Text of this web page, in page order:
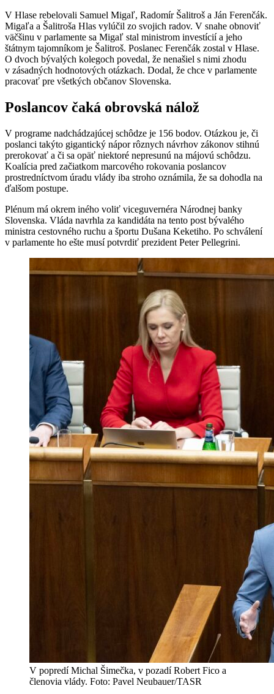
V Hlase rebelovali Samuel Migaľ, Radomír Šalitroš a Ján Ferenčák.
Migaľa a Šalitroša Hlas vylúčil zo svojich radov. V snahe obnoviť
väčšinu v parlamente sa Migaľ stal ministrom investícií a jeho
štátnym tajomníkom je Šalitroš. Poslanec Ferenčák zostal v Hlase.
O dvoch bývalých kolegoch povedal, že nenašiel s nimi zhodu
v zásadných hodnotových otázkach. Dodal, že chce v parlamente
pracovať pre všetkých občanov Slovenska.
Poslancov čaká obrovská nálož
V programe nadchádzajúcej schôdze je 156 bodov. Otázkou je, či
poslanci takýto gigantický nápor rôznych návrhov zákonov stihnú
prerokovať a či sa opäť niektoré nepresunú na májovú schôdzu.
Koalícia pred začiatkom marcového rokovania poslancov
prostredníctvom úradu vlády iba stroho oznámila, že sa dohodla na
ďalšom postupe.
Plénum má okrem iného voliť viceguvernéra Národnej banky
Slovenska. Vláda navrhla za kandidáta na tento post bývalého
ministra cestovného ruchu a športu Dušana Keketiho. Po schválení
v parlamente ho ešte musí potvrdiť prezident Peter Pellegrini.
V popredí Michal Šimečka, v pozadí Robert Fico a
členovia vlády. Foto: Pavel Neubauer/TASR